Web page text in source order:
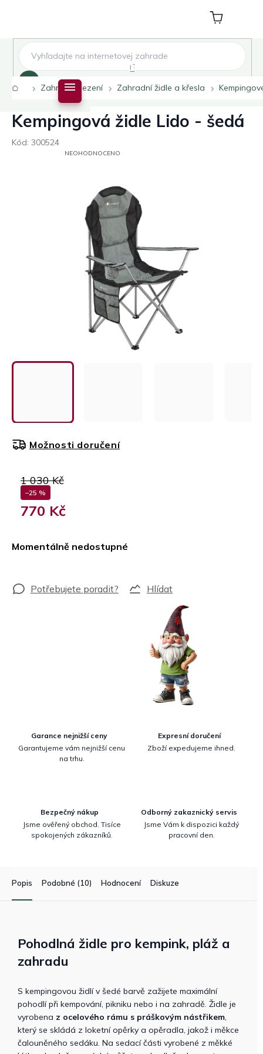
Nákupní
košík
DomůZahradní sezení Zahradní židle a křesla
Kempingová židle Lido - šedá
Kód: 300524
PRŮMĚRNÉNEOHODNOCENO
1 030 Kč
–25 %
770 Kč
Momentálně nedostupné
Možnosti doručení
Hlídat
Garance nejnižší ceny
Garantujeme vám nejnižší cenu
na trhu.
Expresní doručení
Zboží expedujeme ihned.
Bezpečný nákup
Jsme ověřený obchod. Tisíce
spokojených zákazníků.
Odborný zakaznický servis
Jsme Vám k dispozici každý
pracovní den.
Popis Podobné (10) Hodnocení Diskuze
Pohodlná židle pro kempink, pláž a
zahradu
S kempingovou židlí v šedé barvě zažijete maximální
pohodlí při kempování, pikniku nebo i na zahradě. Židle je
vyrobena z ocelového rámu s práškovým nástřikem,
který se skládá z loketní opěrky a opěradla, jakož i měkce
čalouněného sedáku. Na sedací části vyrobené z měkké